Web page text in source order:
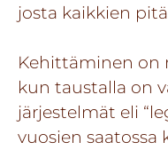
josta kaikkien
Kehittäminen on
kun taustalla on
järjestelmät eli
vuosien